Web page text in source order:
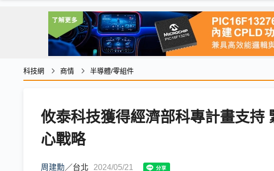
科技網 商情 半導體/零組件
攸泰科技獲得經濟部科專計畫支持
心戰略
周建勳 ／台北 2024/05/21